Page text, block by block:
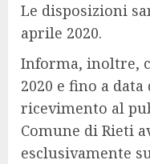
Le disposizioni
aprile 2020.
Informa, inoltre,
2020 e fino a
ricevimento al
Comune di Rieti
esclusivamente